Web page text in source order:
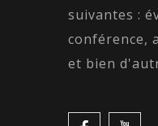
suivantes :
conférence,
et bien